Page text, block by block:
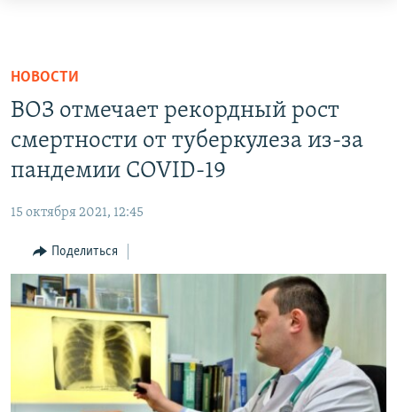
Вернуться
основному
содержанию
Вернутся
главной
навигации
Вернутся
поиску
КАЗАХСТАН
КЫРГЫЗСТАН
УЗБЕКИСТАН
ТАДЖИКИСТАН
НОВОСТИ
ВОЙНА В УКРАИНЕ
НА ДРУГИХ ЯЗЫКАХ
ҚАЗАҚША
TÜRKMENÇE
ПОДПИШИТЕСЬ НА НАС В СОЦСЕТЯХ
НОВОСТИ
ВОЗ отмечает рекордный рост
смертности от туберкулеза из-за
пандемии COVID-19
15 октября 2021, 12:45
Поделиться